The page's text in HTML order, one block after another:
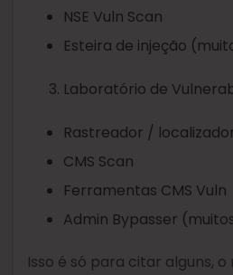
NSE Vuln Scan
Esteira de injeção
Laboratório de
Rastreador / localizador
CMS Scan
Ferramentas CMS Vuln
Admin Bypasser
Isso é só para citar alguns,